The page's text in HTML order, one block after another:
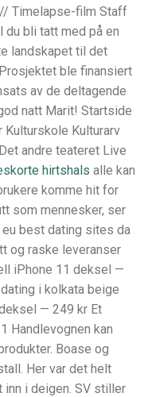
// Timelapse-film Staff
du bli tatt med på en
landskapet til det
ble finansiert
av de deltagende
natt Marit! Startside
Kulturskole Kulturarv
andre teateret Live
hirtshals alle kan
komme hit for
som mennesker, ser
best dating sites da
og raske leveranser
iPhone 11 deksel —
i kolkata beige
— 249 kr Et
Handlevognen kan
Boase og
Her var det helt
inn i deigen. SV stiller